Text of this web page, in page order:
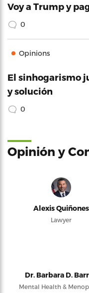
Voy a Trump y
0
Opinions
El sinhogarismo
y solución
0
Opinión y
Alexis Quiñones
Lawyer
Dr. Barbara D.
Mental Health &